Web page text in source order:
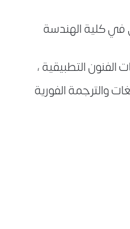
بكليات الفنون التطبيقية ،
والترجمة الفورية